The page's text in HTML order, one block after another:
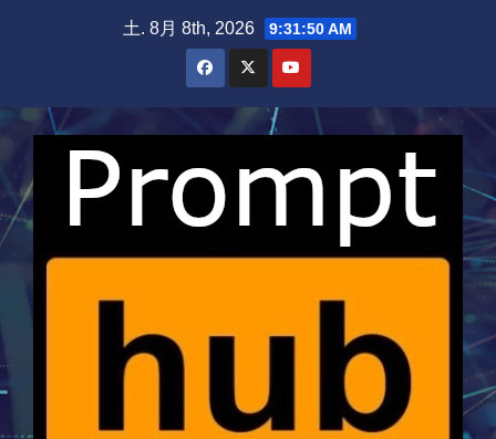
土. 8月 8th, 2026 9:31:51 AM